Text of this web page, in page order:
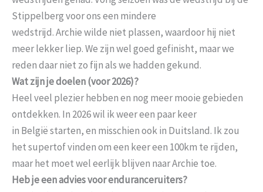
Stippelberg voor ons een mindere
wedstrijd. Archie wilde niet plassen, waardoor hij niet
meer lekker liep. We zijn wel goed gefinisht, maar we
reden daar niet zo fijn als we hadden gekund.
Wat zijn je doelen (voor 2026)?
Heel veel plezier hebben en nog meer mooie gebieden
ontdekken. In 2026 wil ik weer een paar keer
in België starten, en misschien ook in Duitsland. Ik zou
het supertof vinden om een keer een 100km te rijden,
maar het moet wel eerlijk blijven naar Archie toe.
Heb je een advies voor enduranceruiters?